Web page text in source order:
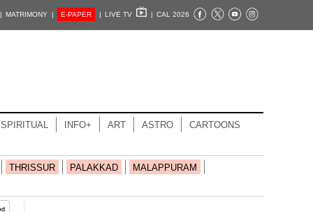
MATRIMONY | E-PAPER | LIVE TV | CAL 2026
SPIRITUAL INFO+ ART ASTRO CARTOONS
THRISSUR PALAKKAD MALAPPURAM